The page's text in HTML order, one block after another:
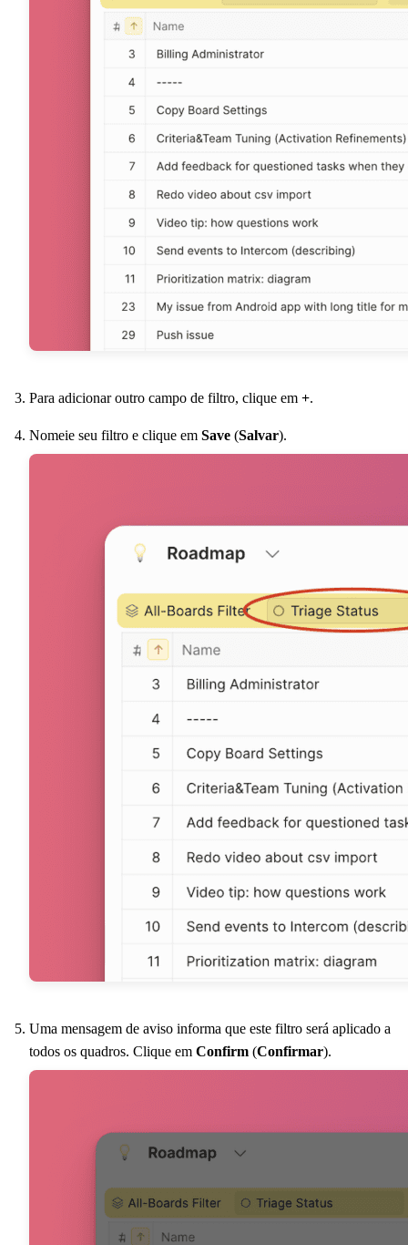
Para adicionar outro campo de filtro, clique em +.
Nomeie seu filtro e clique em Save (Salvar).
Uma mensagem de aviso informa que este filtro será aplicado a
todos os quadros. Clique em Confirm (Confirmar).